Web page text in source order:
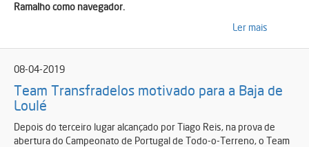
Ramalho como navegador.
Ler mais
08-04-2019
Team Transfradelos motivado para a Baja de
Loulé
Depois do terceiro lugar alcançado por Tiago Reis, na prova de
abertura do Campeonato de Portugal de Todo-o-Terreno, o Team